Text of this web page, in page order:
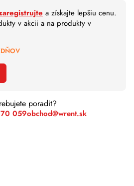
a získajte lepšiu cenu.
v akcii a na produkty v
poradit?
059obchod@wrent.sk